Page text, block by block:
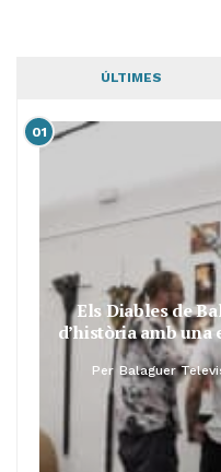
ÚLTIMES
01
Els Diables de
d’història amb
Per Balaguer